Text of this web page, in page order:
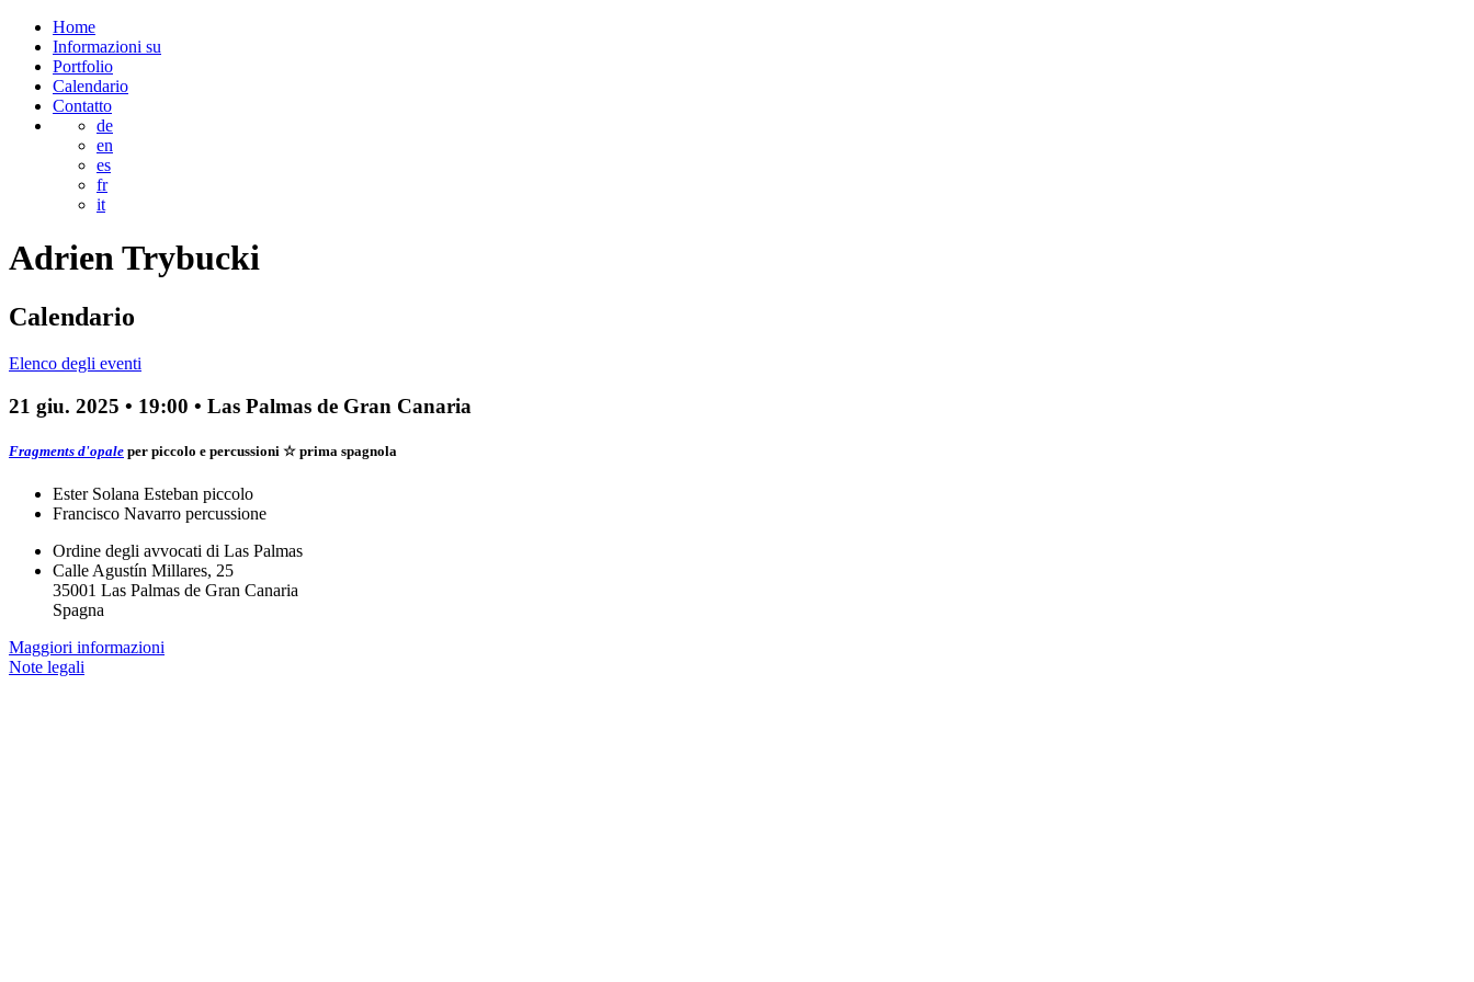
Home
Informazioni su
Portfolio
Calendario
Contatto
de
en
es
fr
it
AdrienTrybucki
Calendario
Elenco degli eventi
21 giu. 2025 • 19:00 • Las Palmas de Gran Canaria
Fragments d'opale per piccolo e percussioni ☆ prima spagnola
Ester Solana Esteban piccolo
Francisco Navarro percussione
Ordine degli avvocati di Las Palmas
Calle Agustín Millares, 25
35001 Las Palmas de Gran Canaria
Spagna
Maggiori informazioni
Note legali